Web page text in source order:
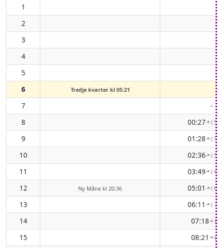
1
2
3
4
5
6
Tredje kvarter kl 05:21
7
-
8
00:27↑(
9 01:28↑(
10 02:36↑(
11 03:49↑(
12 Ny Måne kl 20:36 05:01 ↑(
13 06:11 ↑(
14 07:18↑(
15 08:21 ↑ (